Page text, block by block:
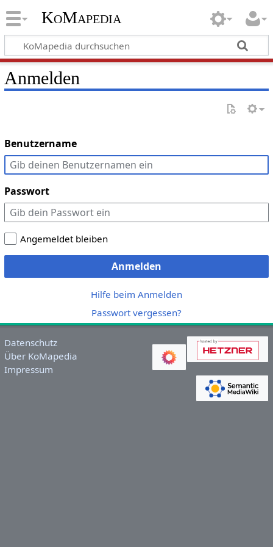
KoMapedia
Anmelden
Benutzername
Passwort
Angemeldet bleiben
Anmelden
Hilfe beim Anmelden
Passwort vergessen?
Datenschutz
Über KoMapedia
Impressum